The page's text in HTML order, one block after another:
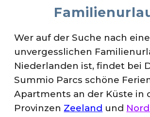
Wer auf der Suche nach
unvergesslichen
Niederlanden ist, findet bei
Summio Parcs schöne
Apartments an der Küste in
Provinzen Zeeland und Nord